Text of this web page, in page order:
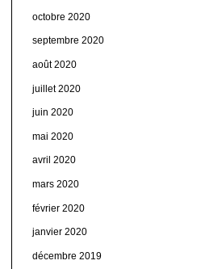
octobre 2020
septembre 2020
août 2020
juillet 2020
juin 2020
mai 2020
avril 2020
mars 2020
février 2020
janvier 2020
décembre 2019